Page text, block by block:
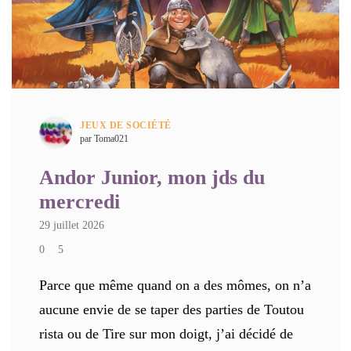
JEUX DE SOCIÉTÉ
par Toma021
Andor Junior, mon jds du
mercredi
29 juillet 2026
0 5
Parce que même quand on a des mômes, on n’a
aucune envie de se taper des parties de Toutou
rista ou de Tire sur mon doigt, j’ai décidé de